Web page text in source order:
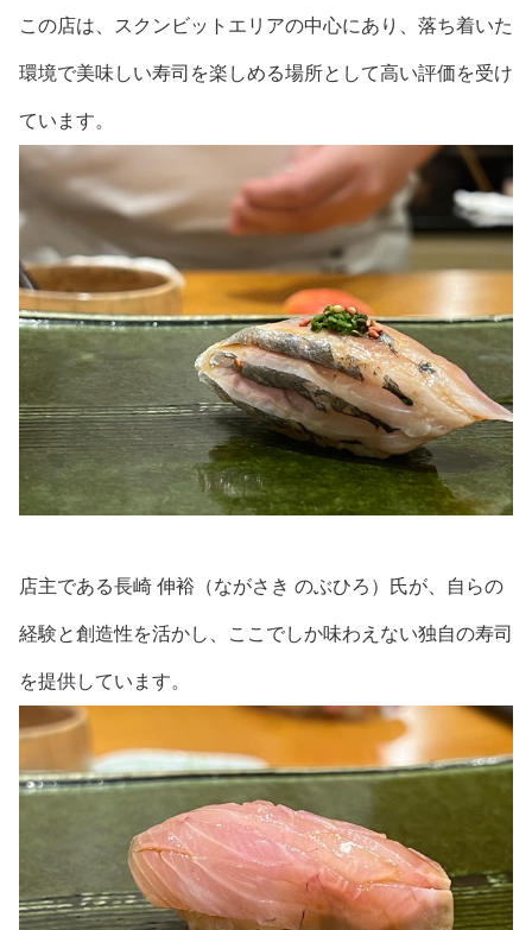
この店は、スクンビットエリアの中心にあり、落ち着いた
環境で美味しい寿司を楽しめる場所として高い評価を受け
ています。
店主である長崎 伸裕（ながさき のぶひろ）氏が、自らの
経験と創造性を活かし、ここでしか味わえない独自の寿司
を提供しています。